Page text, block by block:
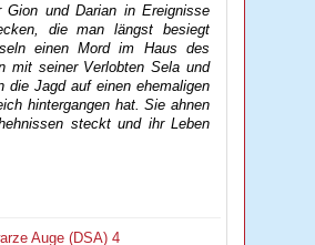
Gion und Darian in Ereignisse
die man längst besiegt
einen Mord im Haus des
mit seiner Verlobten Sela und
die Jagd auf einen ehemaligen
hintergangen hat. Sie ahnen
steckt und ihr Leben
Auge (DSA) 4